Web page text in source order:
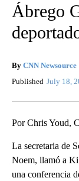
Ábrego
By CNN Newsource
Published July 18,
Por Chris Youd,
La secretaria de
Noem, llamó a
una conferencia